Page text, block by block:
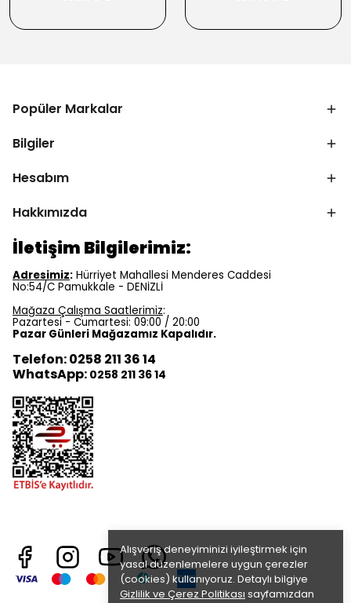
Alışveriş deneyiminizi iyileştirmek için
yasal düzenlemelere uygun çerezler
(cookies) kullanıyoruz. Detaylı bilgiye
Gizlilik ve Çerez Politikası sayfamızdan
Popüler Markalar
Bilgiler
Hesabım
Hakkımızda
İletişim Bilgilerimiz:
Adresimiz: Hürriyet Mahallesi Menderes Caddesi
No:54/C Pamukkale - DENİZLİ
Mağaza Çalışma Saatlerimiz:
Pazartesi - Cumartesi: 09:00 / 20:00
Pazar Günleri Mağazamız Kapalıdır.
Telefon: 0258 211 36 14
WhatsApp: 0258 211 36 14